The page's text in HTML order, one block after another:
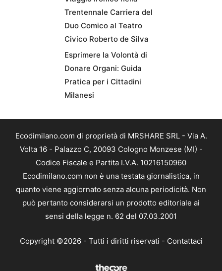
Trentennale Carriera del
Duo Comico al Teatro
Civico Roberto de Silva
Esprimere la Volontà di
Donare Organi: Guida
Pratica per i Cittadini
Milanesi
Ecodimilano.com di proprietà di MRSHARE SRL - Via A.
Volta 16 - Palazzo C, 20093 Cologno Monzese (MI) -
Codice Fiscale e Partita I.V.A. 10216150960
Ecodimilano.com non è una testata giornalistica, in
quanto viene aggiornato senza alcuna periodicità. Non
può pertanto considerarsi un prodotto editoriale ai
sensi della legge n. 62 del 07.03.2001
Copyright ©2026 - Tutti i diritti riservati - Contattaci